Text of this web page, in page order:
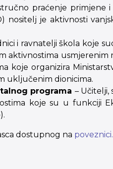
praćenje primjene
nositelj je aktivnosti
i ravnatelji škola koje
koje organizira
uključenim dionicima.
programa –
koje su u funkciji
dostupnog na poveznici.